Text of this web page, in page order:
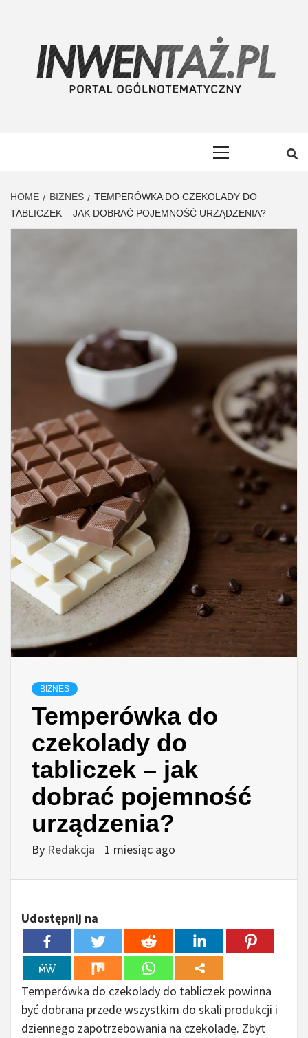
HOME BIZNES
TEMPERÓWKA DO CZEKOLADY DO
TABLICZEK – JAK DOBRAĆ POJEMNOŚĆ URZĄDZENIA?
BIZNES
Temperówka do
czekolady do
tabliczek – jak
dobrać pojemność
urządzenia?
By Redakcja 1 miesiąc ago
Udostępnij na
Temperówka do czekolady do tabliczek powinna
być dobrana przede wszystkim do skali produkcji i
dziennego zapotrzebowania na czekoladę. Zbyt